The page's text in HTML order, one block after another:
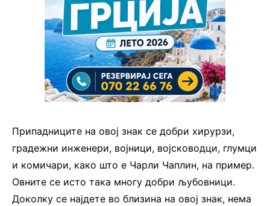
Припадниците на овој знак се добри хирурзи,
градежни инженери, војници, војсководци, глумци
и комичари, како што е Чарли Чаплин, на пример.
Овните се исто така многу добри љубовници.
Доколку се најдете во близина на овој знак, нема